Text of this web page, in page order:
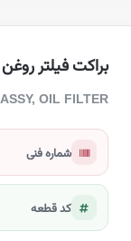
براکت فیلتر روغن
OIL FILTER
شماره فنی
کد قطعه